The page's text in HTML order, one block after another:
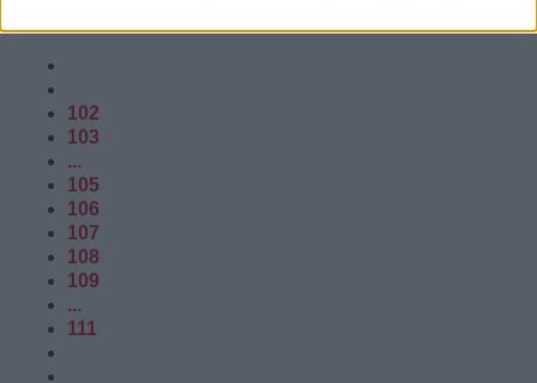
102
103
...
105
106
107
108
109
...
111